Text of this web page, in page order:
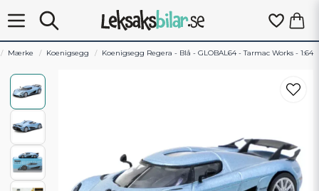
Mærke Koenigsegg Koenigsegg Regera - Blå - GLOBAL64 - Tarmac Works - 1:64